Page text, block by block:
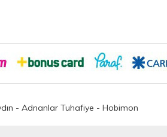
- Adnanlar Tuhafiye - Hobimon